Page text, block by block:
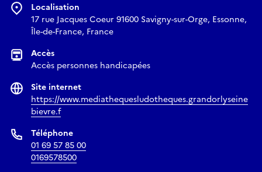
Localisation
17 rue Jacques Coeur 91600 Savigny-sur-Orge, Essonne,
Île-de-France, France
Accès
Accès personnes handicapées
Site internet
https://www.mediathequesludotheques.grandorlyseine
bievre.f
Téléphone
01 69 57 85 00
0169578500